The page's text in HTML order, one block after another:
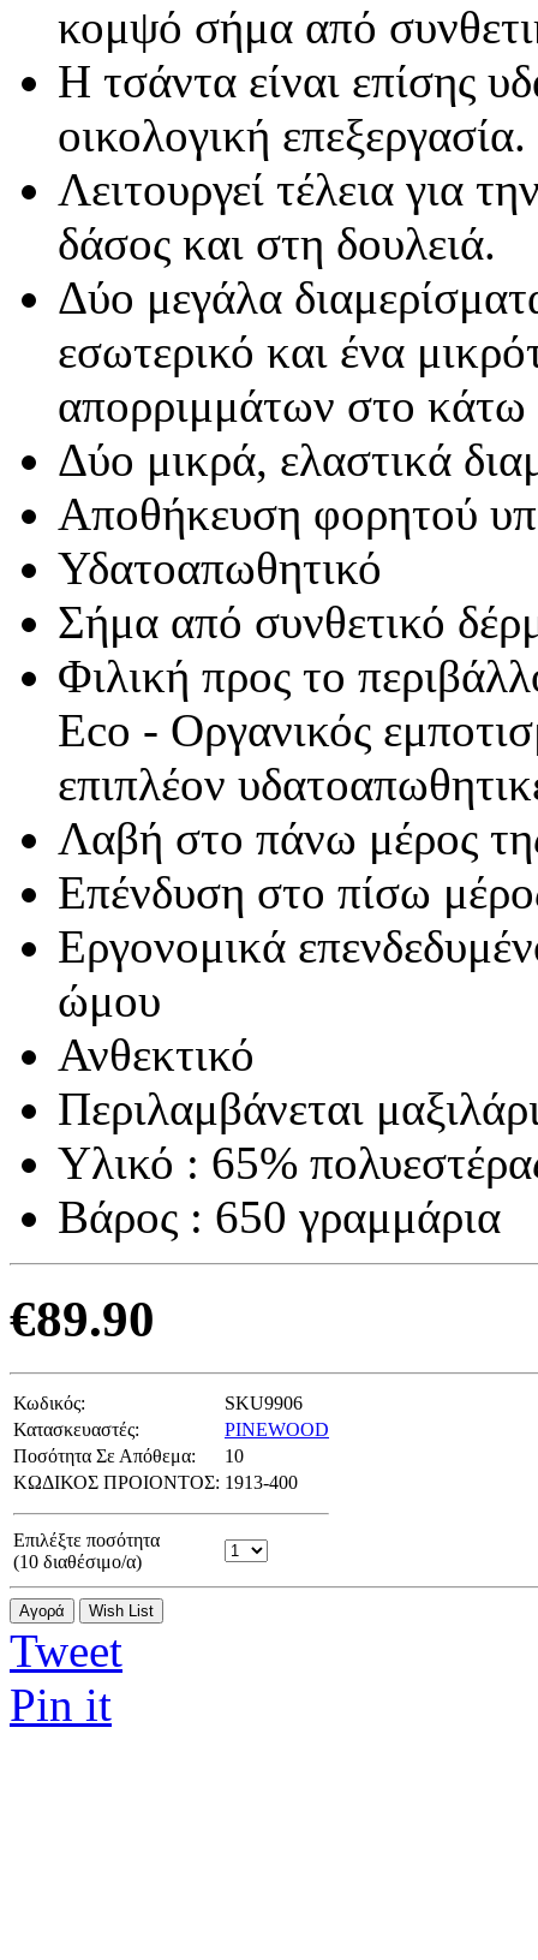
κομψό σήμα από
Η τσάντα είναι επίσης
οικολογική επεξεργασία.
Λειτουργεί τέλεια για
δάσος και στη δουλειά.
Δύο μεγάλα
εσωτερικό και ένα
απορριμμάτων στο κάτω
Δύο μικρά, ελαστικά
Αποθήκευση φορητού
Υδατοαπωθητικό
Σήμα από συνθετικό
Φιλική προς το
Eco - Οργανικός
επιπλέον
Λαβή στο πάνω μέρος
Επένδυση στο πίσω
Εργονομικά
ώμου
Ανθεκτικό
Περιλαμβάνεται
Υλικό : 65%
Βάρος : 650 γραμμάρια
€89.90
Κωδικός:
SKU9906
Κατασκευαστές:
PINEWOOD
Ποσότητα Σε Απόθεμα:
10
ΚΩΔΙΚΟΣ ΠΡΟΙΟΝΤΟΣ: 1913-400
Επιλέξτε ποσότητα
(10 διαθέσιμο/α)
Αγορά Wish List
Tweet
Pin it